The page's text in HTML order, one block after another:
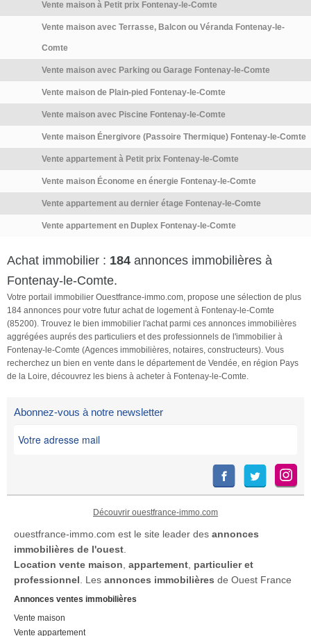
l'objet d'une procédure citée à
l'article L. 721-1 du code de la
Vente maison à Petit prix Fontenay-le-Comte
Vente maison avec Terrasse, Balcon ou Véranda Fontenay-le-
Comte
Vente maison avec Parking ou Garage Fontenay-le-Comte
Vente maison de Plain-pied Fontenay-le-Comte
Vente maison avec Piscine Fontenay-le-Comte
Vente maison Énergivore (Passoire Thermique) Fontenay-le-Comte
Vente appartement à Petit prix Fontenay-le-Comte
Vente maison Économe en énergie Fontenay-le-Comte
Vente appartement au dernier étage Fontenay-le-Comte
Vente appartement en Duplex Fontenay-le-Comte
Achat immobilier : 184 annonces immobilières à
Fontenay-le-Comte.
Votre portail immobilier Ouestfrance-immo.com, propose une sélection de plus
184 annonces pour votre futur achat de logement à Fontenay-le-Comte
(85200). Trouvez le bien immobilier l'achat parmi ces annonces immobilières
aggrégées auprés des particuliers et des professionnels de l'immobilier à
Fontenay-le-Comte (Agences immobilières, notaires, constructeurs). Vous
recherchez un bien en vente dans le département de Vendée, en région Pays
de la Loire, découvrez les biens à acheter à Fontenay-le-Comte.
Abonnez-vous à notre newsletter
Découvrir ouestfrance-immo.com
ouestfrance-immo.com est le site leader des annonces
immobilières de l'ouest
Location vente maison appartement particulier et
professionnel . Les annonces immobilières de Ouest France
Annonces ventes immobilières
Vente maison
Vente appartement